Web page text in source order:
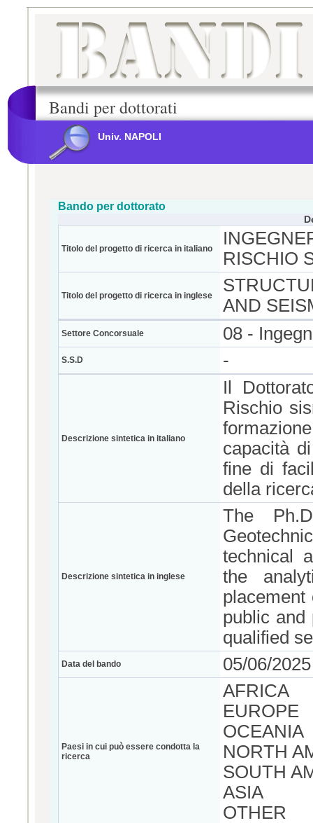
Bandi per dottorati
Univ. NAPOLI
Bando per dottorato
Titolo del progetto di ricerca in italiano
RISCHIO
Titolo del progetto di ricerca in inglese
AND
Settore Concorsuale 08 -
S.S.D -
Descrizione sintetica in italiano
Il
Rischio
capacità
fine di
della
Descrizione sintetica in inglese
The
technical
the
public and
qualified
Data del bando 05/06/2025
Paesi in cui può essere condotta la
ricerca
AFRICA
EUROPE
OCEANIA
NORTH
SOUTH
ASIA
OTHER